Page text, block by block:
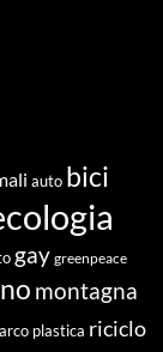
auto bici
gay greenpeace
montagna
plastica riciclo